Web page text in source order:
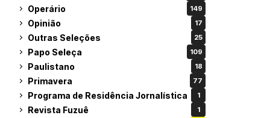
Operário 149
Opinião 17
Outras Seleções 25
Papo Seleça 109
Paulistano 18
Primavera 77
Programa de Residência Jornalística 1
Revista Fuzuê 1